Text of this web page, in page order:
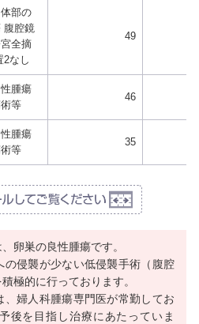
部の
腹腔鏡
全摘
2なし
49
腫瘍
等
46
腫瘍
等
35
卵巣の良性腫瘍です。
の侵襲が少ない低侵襲手術（腹腔
極的に行っております。
婦人科腫瘍専門医が常勤してお
後を目指し治療にあたっていま